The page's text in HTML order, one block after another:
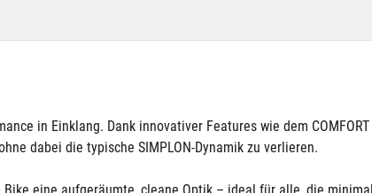
in Einklang. Dank innovativer Features wie dem
dabei die typische SIMPLON-Dynamik zu verlieren.